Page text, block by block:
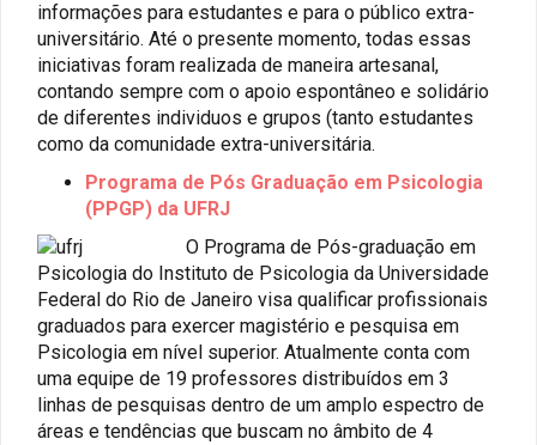
informações para estudantes e para o público extra-
universitário. Até o presente momento, todas essas
iniciativas foram realizada de maneira artesanal,
contando sempre com o apoio espontâneo e solidário
de diferentes individuos e grupos (tanto estudantes
como da comunidade extra-universitária.
Programa de Pós Graduação em Psicologia
(PPGP) da UFRJ
O Programa de Pós-graduação em
Psicologia do Instituto de Psicologia da Universidade
Federal do Rio de Janeiro visa qualificar profissionais
graduados para exercer magistério e pesquisa em
Psicologia em nível superior. Atualmente conta com
uma equipe de 19 professores distribuídos em 3
linhas de pesquisas dentro de um amplo espectro de
áreas e tendências que buscam no âmbito de 4